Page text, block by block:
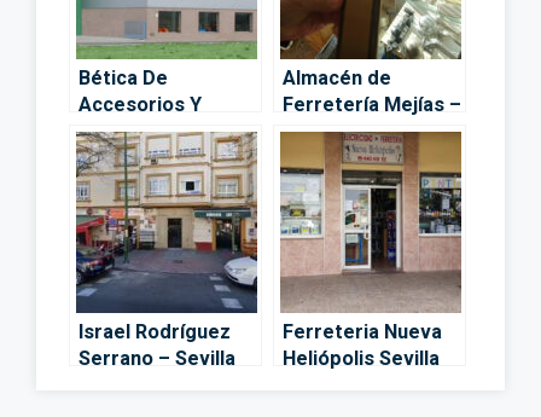
Bética De
Accesorios Y
Maquinaria –
Sevilla
Almacén de
Ferretería Mejías –
Sevilla
Israel Rodríguez
Serrano – Sevilla
Ferreteria Nueva
Heliópolis Sevilla